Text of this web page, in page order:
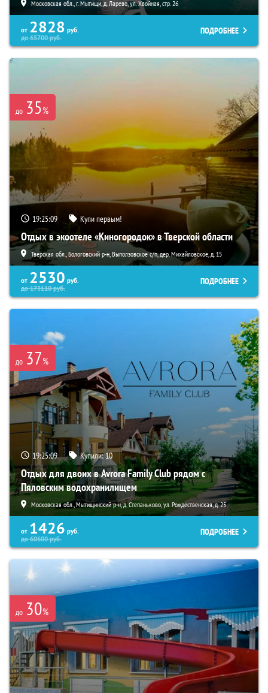
Московская обл., г. Мытищи, д. Ларево, ул. Хвойная, стр. 26
от 2828 руб.
до65700руб.
ПОДРОБНЕЕ
до 35%
19:25:08 Купи первым!
Отдых в экоотеле «Киногородок» в Тверской области
Тверская обл., Бологовский р-н, Выползовское с/п, дер. Михайловское, д. 15
от 2530 руб.
до173110руб.
ПОДРОБНЕЕ
до 37%
19:25:08 Купили:10
Отдых для двоих в Avrora Family Club рядом с
Пяловским водохранилищем
Московская обл., Мытищинский р-н, д. Степаньково, ул. Рождественская, д. 25
от 1426 руб.
до60600руб.
ПОДРОБНЕЕ
до 30%